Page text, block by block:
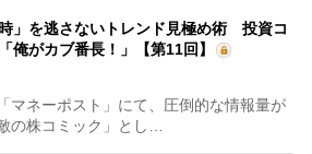
時」を逃さないトレンド見極め術 投資コ
俺がカブ番長！」【第11回】
マネーポスト」にて、圧倒的な情報量が
の株コミック」とし…